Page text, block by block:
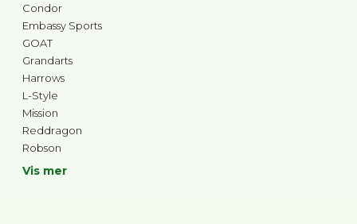
Condor
Embassy Sports
GOAT
Grandarts
Harrows
L-Style
Mission
Reddragon
Robson
Vis mer